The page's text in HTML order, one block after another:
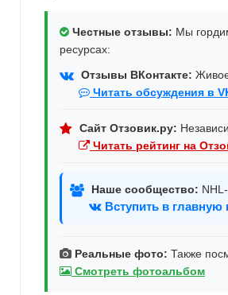
Честные отзывы: Мы
ресурсах:
Отзывы ВКонтакте:
Читать обсуждения в
Сайт Отзовик.ру:
Читать рейтинг на
Наше сообщество:
Вступить в главную
Реальные фото: Также
Смотреть фотоальбом